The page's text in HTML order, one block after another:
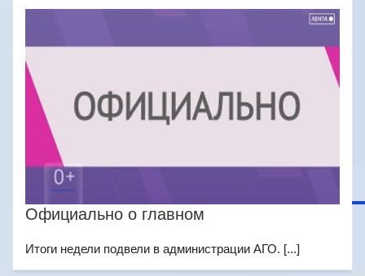
Официально о главном
Итоги недели подвели в администрации АГО. [...]